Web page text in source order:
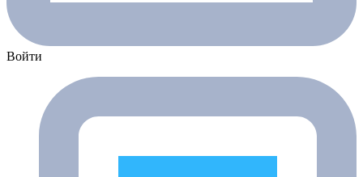
Войти